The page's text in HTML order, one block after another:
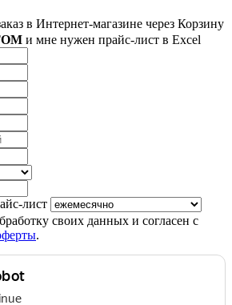
в Интернет-магазине через Корзину
и мне нужен прайс-лист в Excel
лист
своих данных и согласен с
.